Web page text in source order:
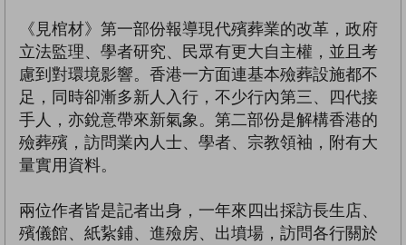
《見棺材》第一部份報導現代殯葬業的改革，政府
立法監理、學者研究、民眾有更大自主權，並且考
慮到對環境影響。香港一方面連基本殮葬設施都不
足，同時卻漸多新人入行，不少行內第三、四代接
手人，亦銳意帶來新氣象。第二部份是解構香港的
殮葬殯，訪問業內人士、學者、宗教領袖，附有大
量實用資料。
兩位作者皆是記者出身，一年來四出採訪長生店、
殯儀館、紙紥鋪、進殮房、出墳場，訪問各行關於